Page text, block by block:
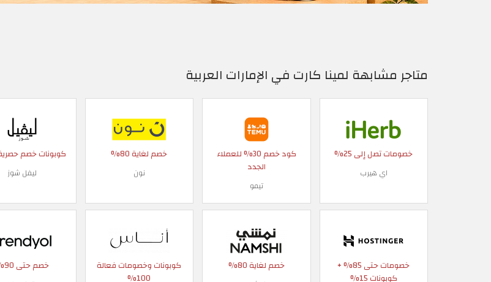
متاجر مشابهة لمينا كارت في الإمارات العربية
خصومات تصل إلى 25%
اي هيرب
كود خصم 30% للعملاء
الجدد
تيمو
خصم لغاية 80%
نون
كوبونات خصم حصرية
ليفل شوز
خصومات حتى 85% +
كوبونات 15%
خصم لغاية 80%
كوبونات وخصومات فعالة
100%
خصم حتى 90%